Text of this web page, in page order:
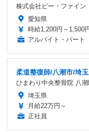
株式会社ビー・ファイン
愛知県
時給1,200円～1,500
アルバイト・パート
柔道整復師/八潮市/埼
ひまわり中央整骨院 八
埼玉県
月給22万円～
正社員